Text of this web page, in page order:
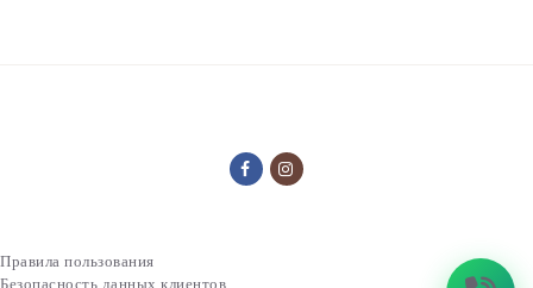
Правила пользования
Безопасность данных клиентов